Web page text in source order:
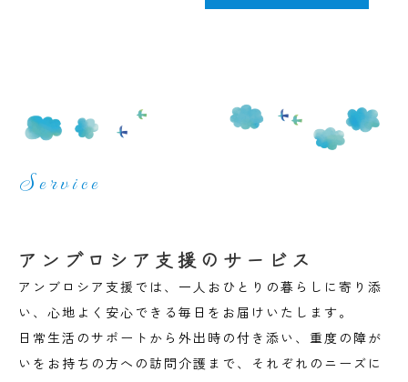
Service
アンブロシア支援のサービス
アンブロシア支援では、一人おひとりの暮らしに寄り添
い、心地よく安心できる毎日をお届けいたします。
日常生活のサポートから外出時の付き添い、重度の障が
いをお持ちの方への訪問介護まで、それぞれのニーズに